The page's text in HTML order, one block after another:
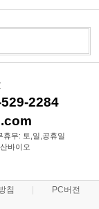
2284
휴무: 토,일,공휴일
바이오
침 PC버전